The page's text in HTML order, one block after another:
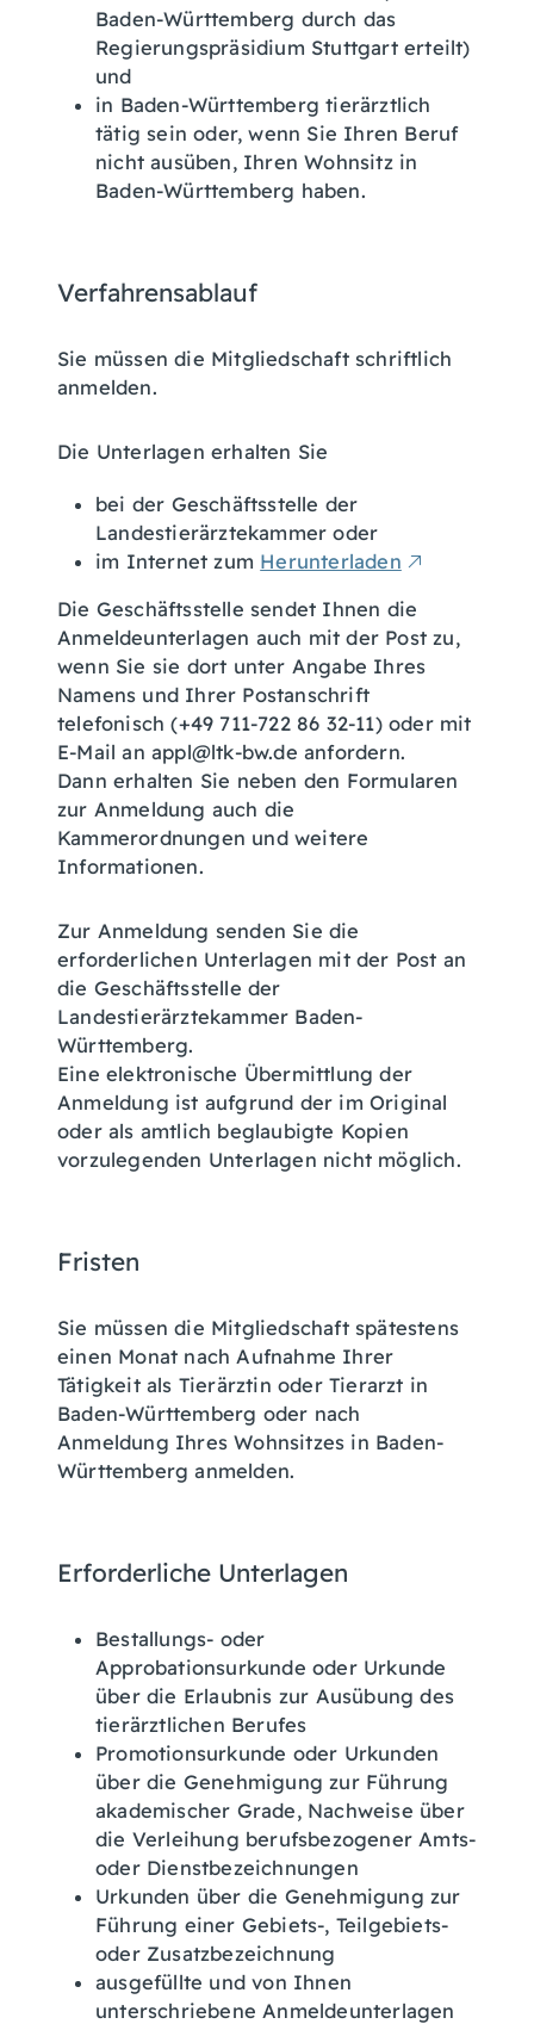
Baden-Württemberg durch das
Regierungspräsidium Stuttgart erteilt)
und
in Baden-Württemberg tierärztlich
tätig sein oder, wenn Sie Ihren Beruf
nicht ausüben, Ihren Wohnsitz in
Baden-Württemberg haben.
Verfahrensablauf
Sie müssen die Mitgliedschaft schriftlich
anmelden.
Die Unterlagen erhalten Sie
bei der Geschäftsstelle der
Landestierärztekammer oder
im Internet zum Herunterladen
Die Geschäftsstelle sendet Ihnen die
Anmeldeunterlagen auch mit der Post zu,
wenn Sie sie dort unter Angabe Ihres
Namens und Ihrer Postanschrift
telefonisch (+49 711-722 86 32-11) oder mit
E-Mail an appl@ltk-bw.de anfordern.
Dann erhalten Sie neben den Formularen
zur Anmeldung auch die
Kammerordnungen und weitere
Informationen.
Zur Anmeldung senden Sie die
erforderlichen Unterlagen mit der Post an
die Geschäftsstelle der
Landestierärztekammer Baden-
Württemberg.
Eine elektronische Übermittlung der
Anmeldung ist aufgrund der im Original
oder als amtlich beglaubigte Kopien
vorzulegenden Unterlagen nicht möglich.
Fristen
Sie müssen die Mitgliedschaft spätestens
einen Monat nach Aufnahme Ihrer
Tätigkeit als Tierärztin oder Tierarzt in
Baden-Württemberg oder nach
Anmeldung Ihres Wohnsitzes in Baden-
Württemberg anmelden.
Erforderliche Unterlagen
Bestallungs- oder
Approbationsurkunde oder Urkunde
über die Erlaubnis zur Ausübung des
tierärztlichen Berufes
Promotionsurkunde oder Urkunden
über die Genehmigung zur Führung
akademischer Grade, Nachweise über
die Verleihung berufsbezogener Amts-
oder Dienstbezeichnungen
Urkunden über die Genehmigung zur
Führung einer Gebiets-, Teilgebiets-
oder Zusatzbezeichnung
ausgefüllte und von Ihnen
unterschriebene Anmeldeunterlagen